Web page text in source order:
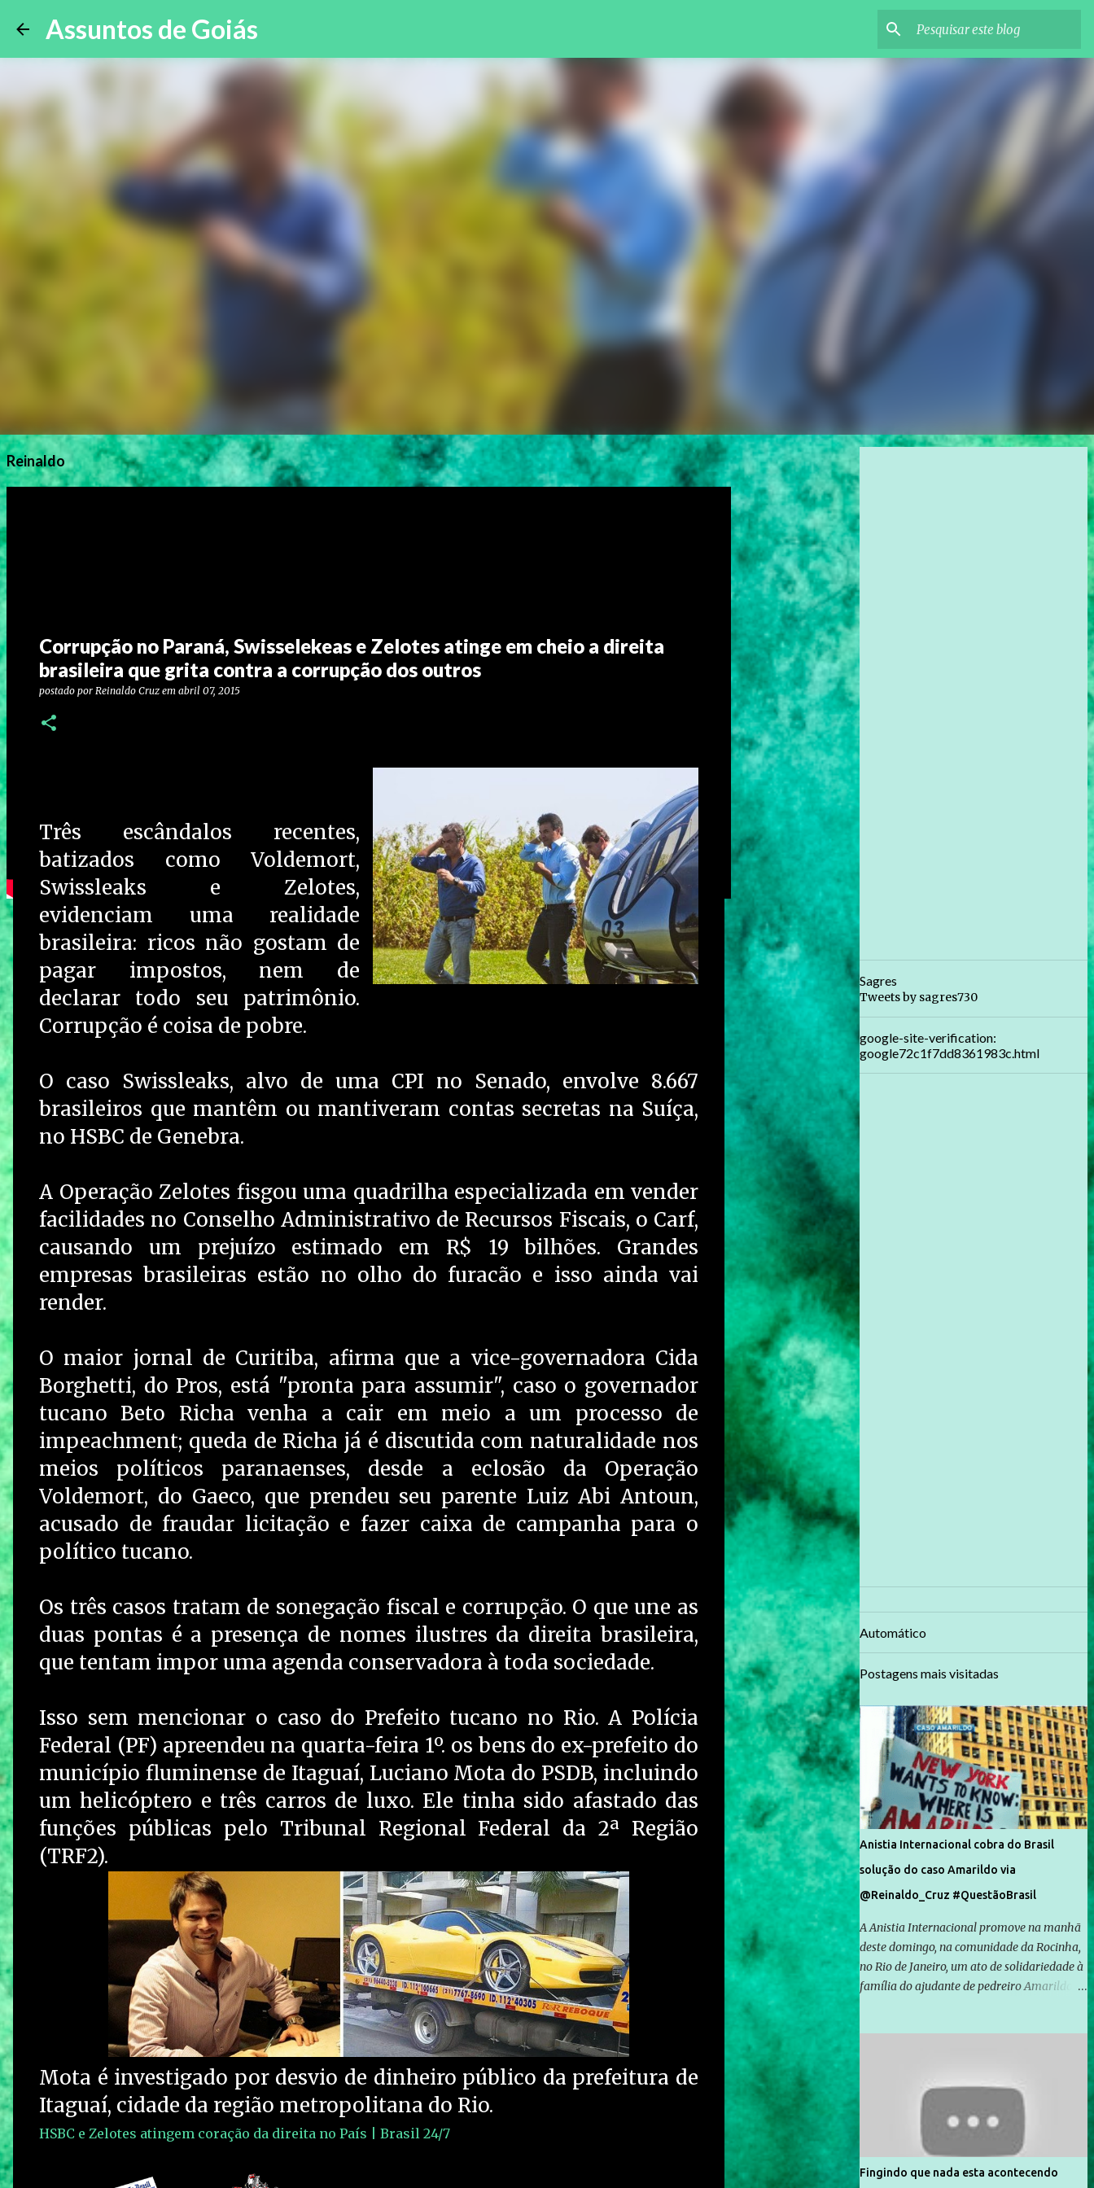
Assuntos de Goiás
Reinaldo
Corrupção no Paraná, Swisselekeas e Zelotes atinge em cheio a direita
brasileira que grita contra a corrupção dos outros
postado por Reinaldo Cruz em abril 07, 2015
Três escândalos recentes,
batizados como Voldemort,
Swissleaks e Zelotes,
evidenciam uma realidade
brasileira: ricos não gostam de
pagar impostos, nem de
declarar todo seu patrimônio.
Corrupção é coisa de pobre.
O caso Swissleaks, alvo de uma CPI no Senado, envolve 8.667
brasileiros que mantêm ou mantiveram contas secretas na Suíça,
no HSBC de Genebra.
A Operação Zelotes fisgou uma quadrilha especializada em vender
facilidades no Conselho Administrativo de Recursos Fiscais, o Carf,
causando um prejuízo estimado em R$ 19 bilhões. Grandes
empresas brasileiras estão no olho do furacão e isso ainda vai
render.
O maior jornal de Curitiba, afirma que a vice-governadora Cida
Borghetti, do Pros, está "pronta para assumir", caso o governador
tucano Beto Richa venha a cair em meio a um processo de
impeachment; queda de Richa já é discutida com naturalidade nos
meios políticos paranaenses, desde a eclosão da Operação
Voldemort, do Gaeco, que prendeu seu parente Luiz Abi Antoun,
acusado de fraudar licitação e fazer caixa de campanha para o
político tucano.
Os três casos tratam de sonegação fiscal e corrupção. O que une as
duas pontas é a presença de nomes ilustres da direita brasileira,
que tentam impor uma agenda conservadora à toda sociedade.
Isso sem mencionar o caso do Prefeito tucano no Rio. A Polícia
Federal (PF) apreendeu na quarta-feira 1º. os bens do ex-prefeito do
município fluminense de Itaguaí, Luciano Mota do PSDB, incluindo
um helicóptero e três carros de luxo. Ele tinha sido afastado das
funções públicas pelo Tribunal Regional Federal da 2ª Região
(TRF2).
Mota é investigado por desvio de dinheiro público da prefeitura de
Itaguaí, cidade da região metropolitana do Rio.
HSBC e Zelotes atingem coração da direita no País | Brasil 24/7
Sagres
Tweets by sagres730
google-site-verification:
google72c1f7dd8361983c.html
Automático
Postagens mais visitadas
Anistia Internacional cobra do Brasil
solução do caso Amarildo via
@Reinaldo_Cruz #QuestãoBrasil
A Anistia Internacional promove na manhã
deste domingo, na comunidade da Rocinha,
no Rio de Janeiro, um ato de solidariedade à
família do ajudante de pedreiro Amarildo de
Rocinha. A assessora de Direitos Humanos
da Anistia Internacional, Renata Neder, disse
à Agência Brasil que ações e atividades de
mobilização são feitas normalmente pela
organização não governamental. As ações
de solidariedade são promovidas em apoio
Fingindo que nada esta acontecendo